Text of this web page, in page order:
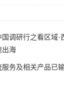
调研行之看区域·
出海
服务及相关产品已